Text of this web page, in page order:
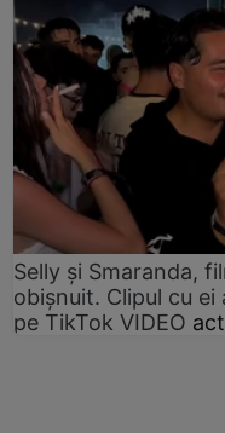
Selly și Smaranda,
obișnuit. Clipul cu
pe TikTok VIDEO